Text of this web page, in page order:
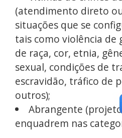
(atendimento direto
situações que se
tais como violência de
de raça, cor, etnia,
sexual, condições de
escravidão, tráfico de
outros);
Abrangente
enquadrem nas